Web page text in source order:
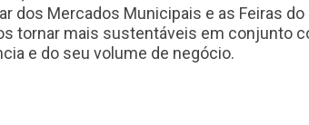
dos Mercados Municipais e as Feiras
tornar mais sustentáveis em conjunto
e do seu volume de negócio.